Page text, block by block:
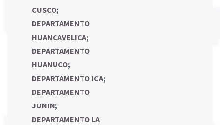
CUSCO;
DEPARTAMENTO
HUANCAVELICA;
DEPARTAMENTO
HUANUCO;
DEPARTAMENTO ICA;
DEPARTAMENTO
JUNIN;
DEPARTAMENTO LA